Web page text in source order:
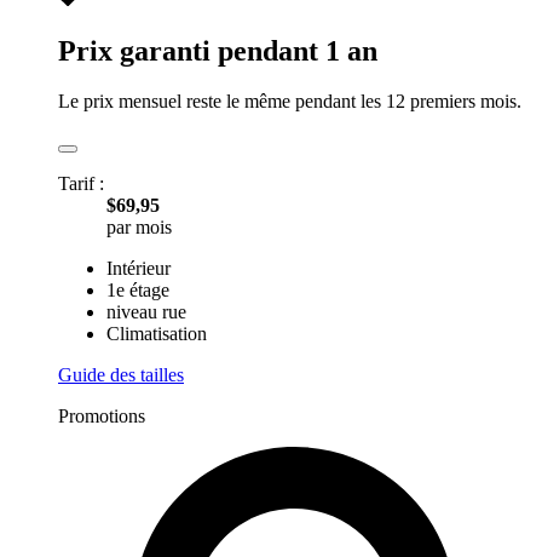
Prix garanti pendant 1 an
Le prix mensuel reste le même pendant les 12 premiers mois.
Tarif :
$69,95
par mois
Intérieur
1e étage
niveau rue
Climatisation
Guide des tailles
Promotions